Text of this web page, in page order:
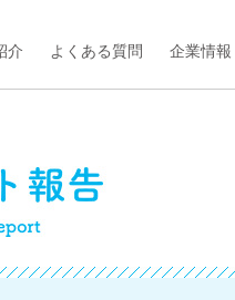
介 よくある質問 企業情報